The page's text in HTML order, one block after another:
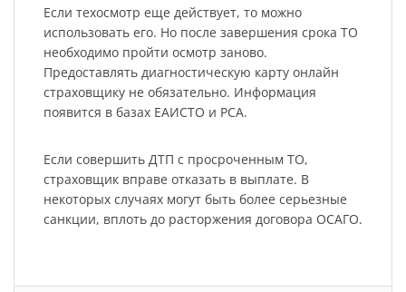
Если техосмотр еще действует, то можно
использовать его. Но после завершения срока ТО
необходимо пройти осмотр заново.
Предоставлять диагностическую карту онлайн
страховщику не обязательно. Информация
появится в базах ЕАИСТО и РСА.
Если совершить ДТП с просроченным ТО,
страховщик вправе отказать в выплате. В
некоторых случаях могут быть более серьезные
санкции, вплоть до расторжения договора ОСАГО.